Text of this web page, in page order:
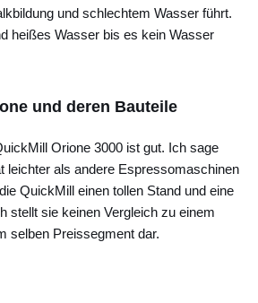
und schlechtem Wasser führt.
heißes Wasser bis es kein Wasser
und deren Bauteile
Orione 3000 ist gut. Ich sage
leichter als andere Espressomaschinen
QuickMill einen tollen Stand und eine
stellt sie keinen Vergleich zu einem
selben Preissegment dar.